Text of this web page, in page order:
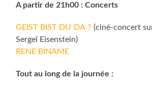
A partir de 21h00 : Concerts
GEIST BIST DU DA ?(ciné-concert
Sergeï Eisenstein)
RENE BINAME
Tout au long de la journée :